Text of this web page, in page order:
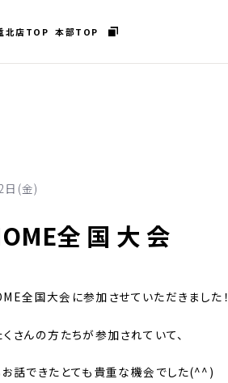
北店TOP 本部TOP
日(金)
全国大会
全国大会に参加させていただきました！
さんの方たちが参加されていて、
話できたとても貴重な機会でした(^^)